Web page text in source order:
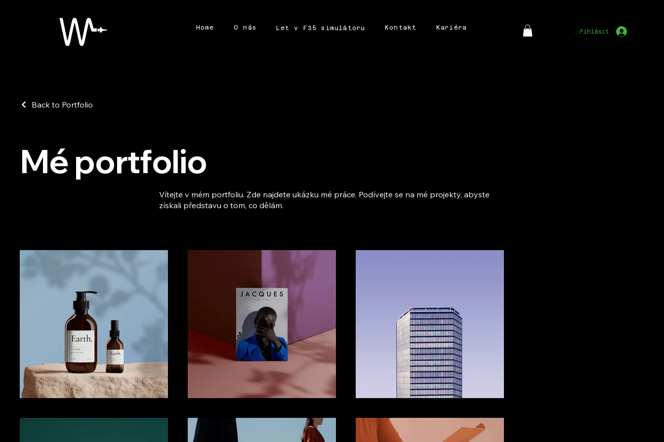
Home O nás Let v F35 simulátoru Kontakt Kariéra
Přihlásit
Back to Portfolio
Mé portfolio
Vítejte v mém portfoliu. Zde najdete ukázku mé práce. Podívejte se na mé projekty, abyste
získali představu o tom, co dělám.